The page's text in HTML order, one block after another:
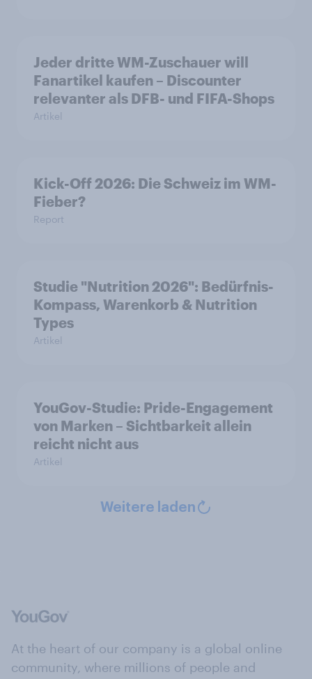
Jeder dritte WM-Zuschauer will
Fanartikel kaufen – Discounter
relevanter als DFB- und FIFA-Shops
Artikel
Kick-Off 2026: Die Schweiz im WM-
Fieber?​
Report
Studie "Nutrition 2026": Bedürfnis-
Kompass, Warenkorb & Nutrition
Types
Artikel
YouGov-Studie: Pride-Engagement
von Marken – Sichtbarkeit allein
reicht nicht aus
Artikel
Weitere laden
At the heart of our company is a global online
community, where millions of people and